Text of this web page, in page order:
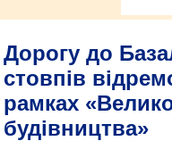
Дорогу до
стовпів
рамках
будівництва»